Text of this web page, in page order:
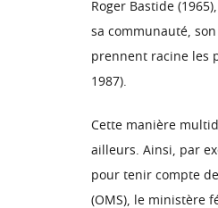
Roger Bastide
sa communauté,
prennent racine les
1987).
Cette manière
ailleurs. Ainsi, par
pour tenir compte
(OMS), le ministère